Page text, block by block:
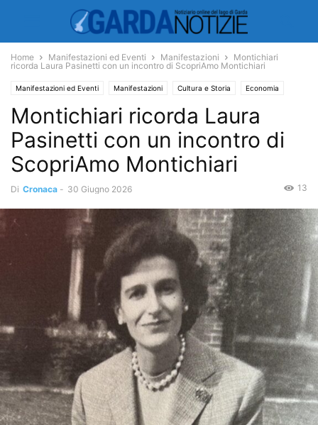
Home Manifestazioni ed Eventi Manifestazioni
Montichiari
ricorda Laura Pasinetti con un incontro di ScopriAmo Montichiari
Manifestazioni ed Eventi Manifestazioni Cultura e Storia Economia
Lavoro Spettacoli Musica
Montichiari ricorda Laura
Pasinetti con un incontro di
ScopriAmo Montichiari
Di Cronaca - 30 Giugno 2026 13